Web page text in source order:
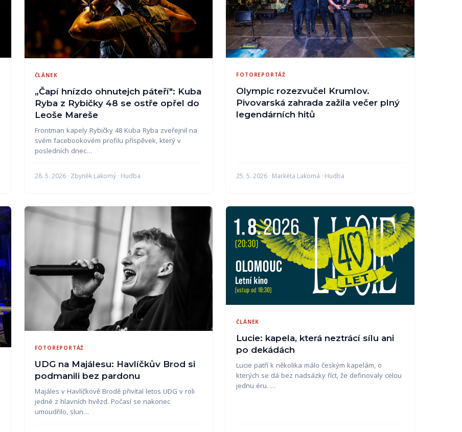
ČLÁNEK
„Čapí hnízdo ohnutejch páteří": Kuba
Ryba z Rybičky 48 se ostře opřel do
Leoše Mareše
Frontman kapely Rybičky 48 Kuba Ryba zveřejnil na
svém facebookovém profilu příspěvek, který v
posledních dnec…
28. 5. 2026 · Zbyněk Lakomý · Hudba
FOTOREPORTÁŽ
Olympic rozezvučel Krumlov.
Pivovarská zahrada zažila večer plný
legendárních hitů
25. 5. 2026 · Markéta Lakomá · Hudba
FOTOREPORTÁŽ
UDG na Majálesu: Havlíčkův Brod si
podmanili bez pardonu
Majáles v Havlíčkově Brodě přivítal letos UDG v roli
jedné z hlavních hvězd. Počasí se nakonec
umoudřilo, slun…
ČLÁNEK
Lucie: kapela, která neztrácí sílu ani
po dekádách
Lucie patří k několika málo českým kapelám, o
kterých se dá bez nadsázky říct, že definovaly celou
jednu éru. …